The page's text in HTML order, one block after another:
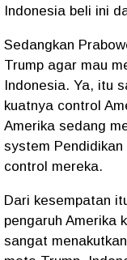
Indonesia beli ini
Sedangkan
Trump agar mau
Indonesia. Ya, itu
kuatnya control
Amerika sedang
system
control mereka.
Dari kesempatan
pengaruh Amerika
sangat menakutkan